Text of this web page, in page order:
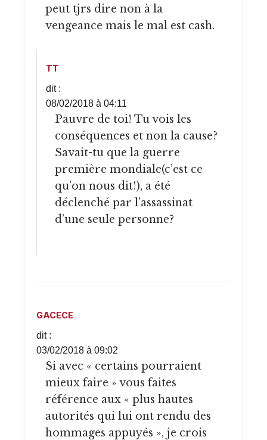
peut tjrs dire non à la
vengeance mais le mal est cash.
TT
dit :
08/02/2018 à 04:11
Pauvre de toi! Tu vois les
conséquences et non la cause?
Savait-tu que la guerre
première mondiale(c’est ce
qu’on nous dit!), a été
déclenché par l’assassinat
d’une seule personne?
GACECE
dit :
03/02/2018 à 09:02
Si avec « certains pourraient
mieux faire » vous faites
référence aux « plus hautes
autorités qui lui ont rendu des
hommages appuyés », je crois